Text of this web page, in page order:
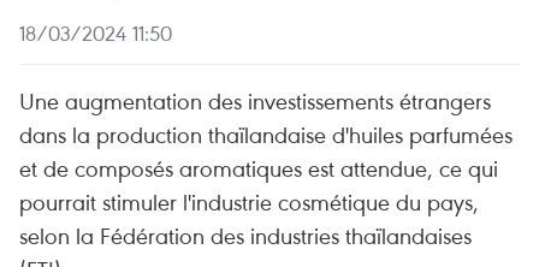
18/03/2024 11:50
Une augmentation des investissements étrangers
dans la production thaïlandaise d'huiles parfumées
et de composés aromatiques est attendue, ce qui
pourrait stimuler l'industrie cosmétique du pays,
selon la Fédération des industries thaïlandaises